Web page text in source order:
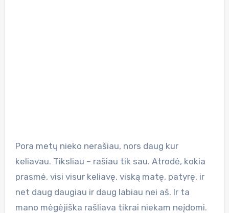
Pora metų nieko nerašiau, nors daug kur
keliavau. Tiksliau – rašiau tik sau. Atrodė, kokia
prasmė, visi visur keliavę, viską matę, patyrę, ir
net daug daugiau ir daug labiau nei aš. Ir ta
mano mėgėjiška rašliava tikrai niekam neįdomi.